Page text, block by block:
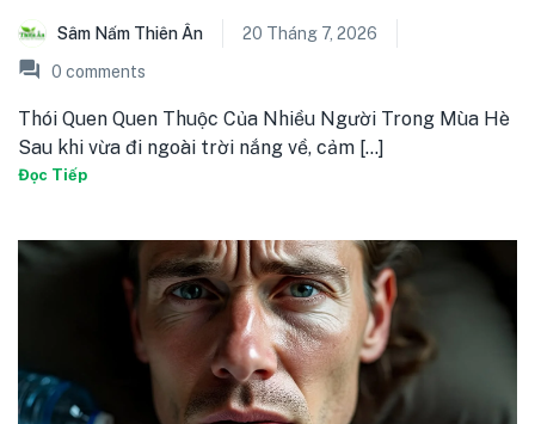
Sâm Nấm Thiên Ân
20 Tháng 7, 2026
0 comments
Thói Quen Quen Thuộc Của Nhiều Người Trong Mùa Hè
Sau khi vừa đi ngoài trời nắng về, cảm [...]
Đọc Tiếp